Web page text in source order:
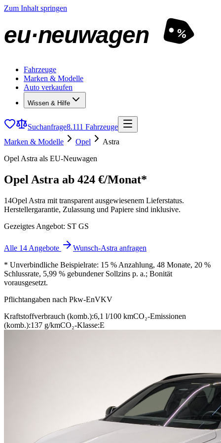
Zum Inhalt springen
eu·neuwagen %
Fahrzeuge
Marken & Modelle
Auto verkaufen
Wissen & Hilfe
Suchanfrage8.111 Fahrzeuge
Marken & Modelle
Opel
Astra
Opel Astra als EU-Neuwagen
Opel Astra ab 424 €/Monat*
14Opel Astra mit transparent ausgewiesenem Lieferstatus.
Herstellergarantie, Zulassung und Papiere sind inklusive.
Gezeigtes Angebot: ST GS
Alle 14 Angebote
Wunsch-Astra anfragen
* Unverbindliche Beispielrate: 15 % Anzahlung, 48 Monate, 20 %
Schlussrate, 5,99 % gebundener Sollzins p. a.; Bonität
vorausgesetzt.
Pflichtangaben nach Pkw-EnVKV
Kraftstoffverbrauch (komb.):6,1 l/100 kmCO₂-Emissionen
(komb.):137 g/kmCO₂-Klasse:E